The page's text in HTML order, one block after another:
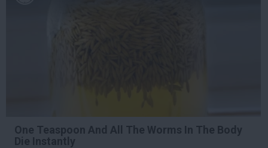
One Teaspoon And All The Worms In The Body
Die Instantly